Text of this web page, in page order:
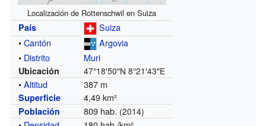
Localización de Rottenschwil en Suiza
País
Suiza
•Cantón
Argovia
• Distrito Muri
Ubicación 47°18′50″N 8°21′43″E
•Altitud 387 m
Superficie 4,49 km²
Población 809 hab. (2014)